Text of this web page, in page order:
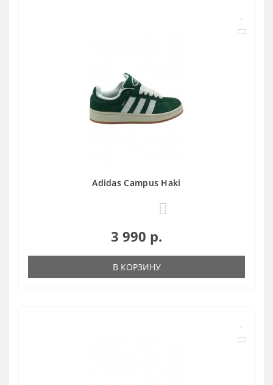
Adidas Campus Haki
3 990 р.
В КОРЗИНУ